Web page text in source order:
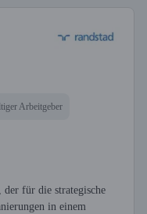
Arbeitgeber
für die strategische
in einem